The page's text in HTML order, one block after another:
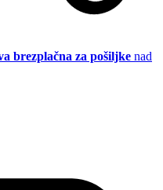
brezplačna za pošiljke nad